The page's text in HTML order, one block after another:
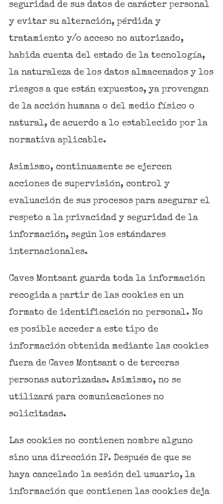
seguridad de sus datos de carácter personal
y evitar su alteración, pérdida y
tratamiento y/o acceso no autorizado,
habida cuenta del estado de la tecnología,
la naturaleza de los datos almacenados y los
riesgos a que están expuestos, ya provengan
de la acción humana o del medio físico o
natural, de acuerdo a lo establecido por la
normativa aplicable.
Asimismo, continuamente se ejercen
acciones de supervisión, control y
evaluación de sus procesos para asegurar el
respeto a la privacidad y seguridad de la
información, según los estándares
internacionales.
Caves Montsant guarda toda la información
recogida a partir de las cookies en un
formato de identificación no personal. No
es posible acceder a este tipo de
información obtenida mediante las cookies
fuera de Caves Montsant o de terceras
personas autorizadas. Asimismo, no se
utilizará para comunicaciones no
solicitadas.
Las cookies no contienen nombre alguno
sino una dirección IP. Después de que se
haya cancelado la sesión del usuario, la
información que contienen las cookies deja